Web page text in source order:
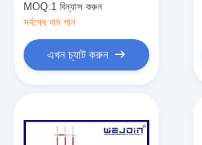
MOQ:1 বিন্যাস করুন
সর্বশেষ দাম পান
এখন চ্যাট করুন